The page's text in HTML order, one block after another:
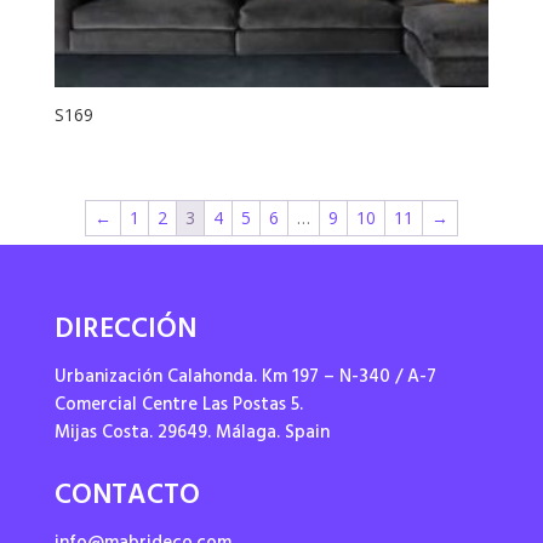
S169
← 1 2 3 4 5 6 … 9 10 11 →
DIRECCIÓN
Urbanización Calahonda. Km 197 – N-340 / A-7
Comercial Centre Las Postas 5.
Mijas Costa. 29649. Málaga. Spain
CONTACTO